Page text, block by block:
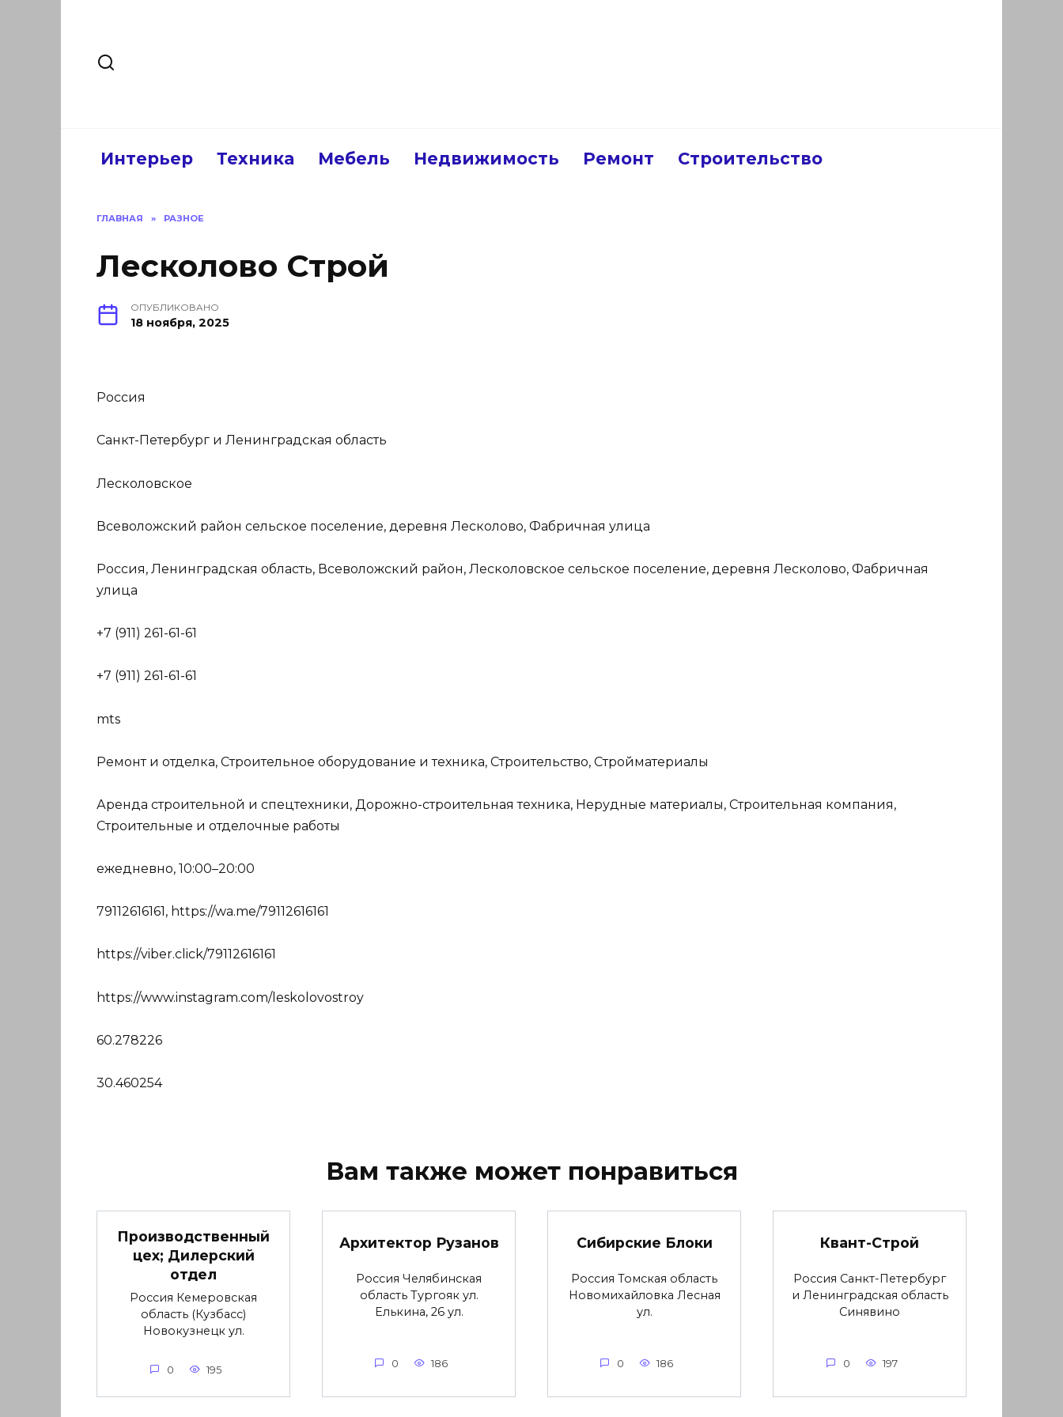
Интерьер Техника Мебель Недвижимость Ремонт Строительство
ГЛАВНАЯ » РАЗНОЕ
Лесколово Строй
ОПУБЛИКОВАНО
18 ноября, 2025
Россия
Санкт-Петербург и Ленинградская область
Лесколовское
Всеволожский район сельское поселение, деревня Лесколово, Фабричная улица
Россия, Ленинградская область, Всеволожский район, Лесколовское сельское поселение, деревня Лесколово, Фабричная
улица
+7 (911) 261-61-61
+7 (911) 261-61-61
mts
Ремонт и отделка, Строительное оборудование и техника, Строительство, Стройматериалы
Аренда строительной и спецтехники, Дорожно-строительная техника, Нерудные материалы, Строительная компания,
Строительные и отделочные работы
ежедневно, 10:00–20:00
79112616161, https://wa.me/79112616161
https://viber.click/79112616161
https://www.instagram.com/leskolovostroy
60.278226
30.460254
Вам также может понравиться
Производственный
цех; Дилерский
отдел
Россия Кемеровская
область (Кузбасс)
Новокузнецк ул.
0 195
Архитектор Рузанов
Россия Челябинская
область Тургояк ул.
Елькина, 26 ул.
0 186
Сибирские Блоки
Россия Томская область
Новомихайловка Лесная
ул.
0 186
Квант-Строй
Россия Санкт-Петербург
и Ленинградская область
Синявино
0 197